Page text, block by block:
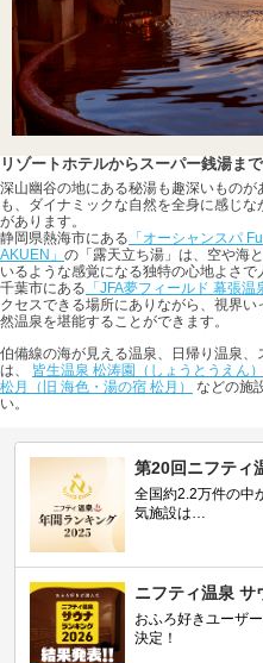
リゾートホテルからスーパー銭湯ま
深山幽谷の地にある秘湯も趣深いもの
も、ダイナミックな自然を全身に感じ
があります。
静岡県熱海市にある 「オーシャンスパ
AKUEN」 の「露天立ち湯」は、空や海
いるような感覚になる独特の心地よさで
千葉市にある 「JFA夢フィールド 幕張温
クセスできる場所にありながら、視界
然温泉を堪能することができます。
伯備線の海が見える温泉、日帰り温泉
は、 皆生温泉 松涛園（しょうとうえん）
松月（旧 海色・湯の宿 松月）
などの施
い。
第20回ニフティ
全国約2.2万件の中
気施設は…
ニフティ温泉 サ
おふろ好きユーザ
決定！